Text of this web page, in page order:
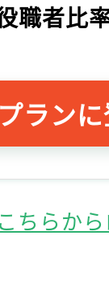
職者比
ラン
こちらか